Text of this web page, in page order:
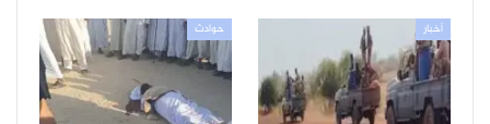
أخبار حوادث